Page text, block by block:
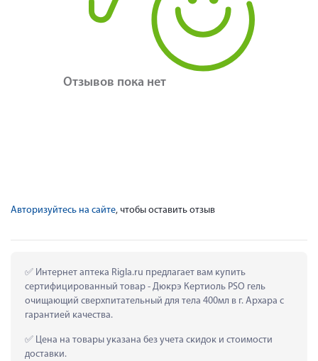
Отзывов пока нет
Авторизуйтесь на сайте, чтобы оставить отзыв
Интернет аптека Rigla.ru предлагает вам купить
сертифицированный товар - Дюкрэ Кертиоль PSO гель
очищающий сверхпитательный для тела 400мл в г. Архара с
гарантией качества.
Цена на товары указана без учета скидок и стоимости
доставки.